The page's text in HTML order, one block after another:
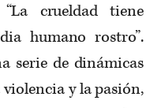
crueldad tiene
humano rostro”.
serie de dinámicas
y la pasión,